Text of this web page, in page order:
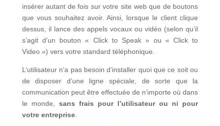
insérer autant de fois sur votre site web que de boutons
que vous souhaitez avoir. Ainsi, lorsque le client clique
dessus, il lance des appels vocaux ou vidéo (selon qu’il
s’agit d’un bouton « Click to Speak » ou « Click to
Video ») vers votre standard téléphonique.
L’utilisateur n’a pas besoin d’installer quoi que ce soit ou
de disposer d’une ligne spéciale, de sorte que la
communication peut être effectuée de n’importe où dans
le monde, sans frais pour l’utilisateur ou ni pour
votre entreprise.